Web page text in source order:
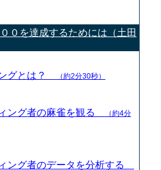
０を達成するためには（土田
グとは？ （約2分30秒）
ング者の麻雀を観る
（約4分
ング者のデータを分析する